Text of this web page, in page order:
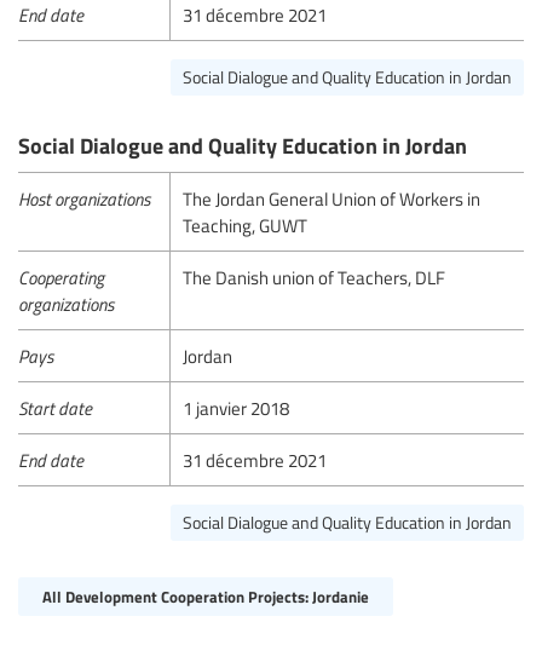
End date 31 décembre 2021
Social Dialogue and Quality Education in Jordan
Social Dialogue and Quality Education in Jordan
Host organizations
The Jordan General Union of Workers in
Teaching, GUWT
Cooperating
organizations
The Danish union of Teachers, DLF
Pays Jordan
Start date 1 janvier 2018
End date 31 décembre 2021
Social Dialogue and Quality Education in Jordan
All Development Cooperation Projects: Jordanie